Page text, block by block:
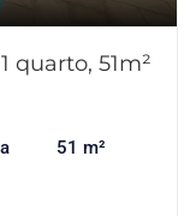
quarto, 51m²
51 m²